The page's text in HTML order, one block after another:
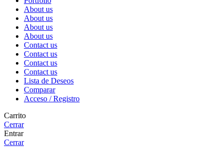
About us
About us
About us
About us
Contact us
Contact us
Contact us
Contact us
Lista de Deseos
Comparar
Acceso / Registro
Carrito
Cerrar
Entrar
Cerrar